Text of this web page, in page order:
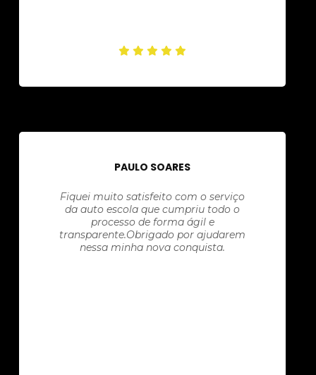
PAULO SOARES
Fiquei muito satisfeito com o serviço
da auto escola que cumpriu todo o
processo de forma ágil e
transparente.Obrigado por ajudarem
nessa minha nova conquista.